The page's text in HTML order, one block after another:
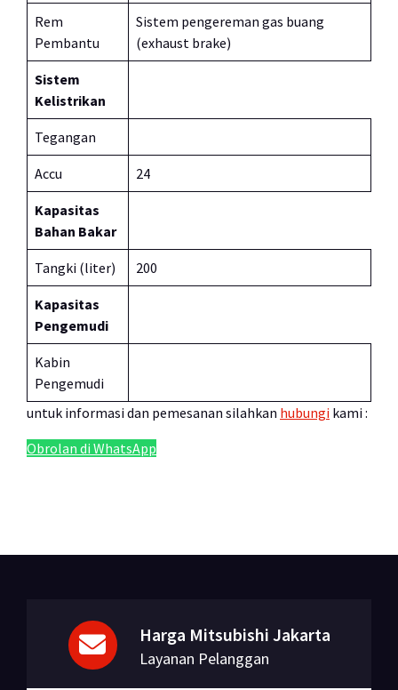
Rem
Pembantu
Sistem pengereman gas buang
(exhaust brake)
Sistem
Kelistrikan
Tegangan
Accu 24
Kapasitas
Bahan Bakar
Tangki (liter) 200
Kapasitas
Pengemudi
Kabin
Pengemudi
untuk informasi dan pemesanan silahkan hubungi kami :
Obrolan di WhatsApp
Harga Mitsubishi Jakarta
Layanan Pelanggan